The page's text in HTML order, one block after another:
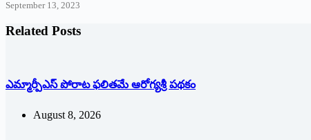
September 13, 2023
Related Posts
ఎమ్మార్పీఎస్ పోరాట ఫలితమే ఆరోగ్యశ్రీ పథకం
August 8, 2026